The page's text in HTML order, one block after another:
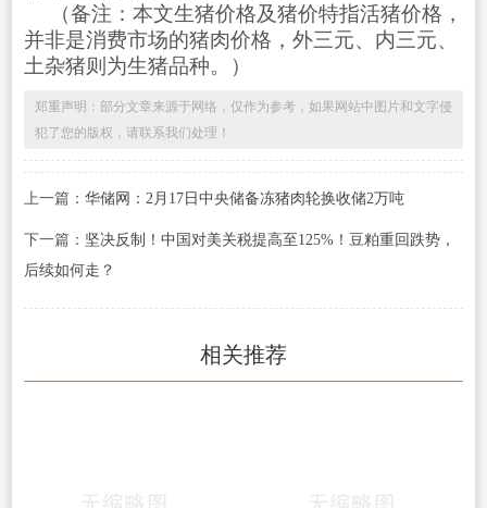
（备注：本文生猪价格及猪价特指活猪价格，
并非是消费市场的猪肉价格，外三元、内三元、
土杂猪则为生猪品种。）
郑重声明：部分文章来源于网络，仅作为参考，如果网站中图片和文字侵
犯了您的版权，请联系我们处理！
上一篇： 华储网：2月17日中央储备冻猪肉轮换收储2万吨
下一篇： 坚决反制！中国对美关税提高至125%！豆粕重回跌势，
后续如何走？
相关推荐